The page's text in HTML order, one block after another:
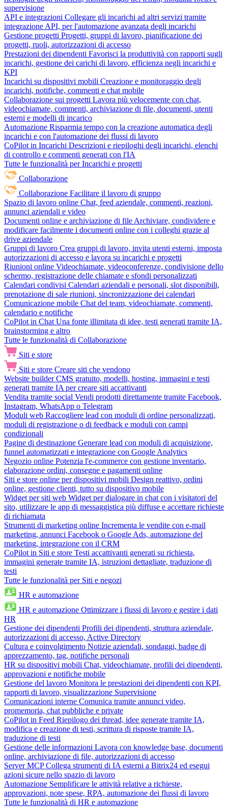
supervisione
API e integrazioni Collegare gli incarichi ad altri servizi tramite
integrazione API, per l'automazione avanzata degli incarichi
Gestione progetti Progetti, gruppi di lavoro, pianificazione dei
progetti, ruoli, autorizzazioni di accesso
Prestazioni dei dipendenti Favorisci la produttività con rapporti sugli
incarichi, gestione dei carichi di lavoro, efficienza negli incarichi e
KPI
Incarichi su dispositivi mobili Creazione e monitoraggio degli
incarichi, notifiche, commenti e chat mobile
Collaborazione sui progetti Lavora più velocemente con chat,
videochiamate, commenti, archiviazione di file, documenti, utenti
esterni e modelli di incarico
Automazione Risparmia tempo con la creazione automatica degli
incarichi e con l'automazione dei flussi di lavoro
CoPilot in Incarichi Descrizioni e riepiloghi degli incarichi, elenchi
di controllo e commenti generati con l'IA
Tutte le funzionalità per Incarichi e progetti
Collaborazione
Collaborazione Facilitare il lavoro di gruppo
Spazio di lavoro online Chat, feed aziendale, commenti, reazioni,
annunci aziendali e video
Documenti online e archiviazione di file Archiviare, condividere e
modificare facilmente i documenti online con i colleghi grazie al
drive aziendale
Gruppi di lavoro Crea gruppi di lavoro, invita utenti esterni, imposta
autorizzazioni di accesso e lavora su incarichi e progetti
Riunioni online Videochiamate, videoconferenze, condivisione dello
schermo, registrazione delle chiamate e sfondi personalizzati
Calendari condivisi Calendari aziendali e personali, slot disponibili,
prenotazione di sale riunioni, sincronizzazione dei calendari
Comunicazione mobile Chat del team, videochiamate, commenti,
calendario e notifiche
CoPilot in Chat Una fonte illimitata di idee, testi generati tramite IA,
brainstorming e altro
Tutte le funzionalità di Collaborazione
Siti e store
Siti e store Creare siti che vendono
Website builder CMS gratuito, modelli, hosting, immagini e testi
generati tramite IA per creare siti accattivanti
Vendita tramite social Vendi prodotti direttamente tramite Facebook,
Instagram, WhatsApp o Telegram
Moduli web Raccogliere lead con moduli di ordine personalizzati,
moduli di registrazione o di feedback e moduli con campi
condizionali
Pagine di destinazione Generare lead con moduli di acquisizione,
funnel automatizzati e integrazione con Google Analytics
Negozio online Potenzia l'e-commerce con gestione inventario,
elaborazione ordini, consegne e pagamenti online
Siti e store online per dispositivi mobili Design reattivo, ordini
online, gestione clienti, tutto su dispositivo mobile
Widget per siti web Widget per dialogare in chat con i visitatori del
sito, utilizzare le app di messaggistica più diffuse e accettare richieste
di richiamata
Strumenti di marketing online Incrementa le vendite con e-mail
marketing, annunci Facebook o Google Ads, automazione del
marketing, integrazione con il CRM
CoPilot in Siti e store Testi accattivanti generati su richiesta,
immagini generate tramite IA, istruzioni dettagliate, traduzione di
testi
Tutte le funzionalità per Siti e negozi
HR e automazione
HR e automazione Ottimizzare i flussi di lavoro e gestire i dati
HR
Gestione dei dipendenti Profili dei dipendenti, struttura aziendale,
autorizzazioni di accesso, Active Directory
Cultura e coinvolgimento Notizie aziendali, sondaggi, badge di
apprezzamento, tag, notifiche personali
HR su dispositivi mobili Chat, videochiamate, profili dei dipendenti,
approvazioni e notifiche mobile
Gestione del lavoro Monitora le prestazioni dei dipendenti con KPI,
rapporti di lavoro, visualizzazione Supervisione
Comunicazioni interne Comunica tramite annunci video,
promemoria, chat pubbliche e private
CoPilot in Feed Riepilogo dei thread, idee generate tramite IA,
modifica e creazione di testi, scrittura di risposte tramite IA,
traduzione di testi
Gestione delle informazioni Lavora con knowledge base, documenti
online, archiviazione di file, autorizzazioni di accesso
Server MCP Collega strumenti di IA esterni a Bitrix24 ed esegui
azioni sicure nello spazio di lavoro
Automazione Semplificare le attività relative a richieste,
approvazioni, note spese, RPA, automazione dei flussi di lavoro
Tutte le funzionalità di HR e automazione